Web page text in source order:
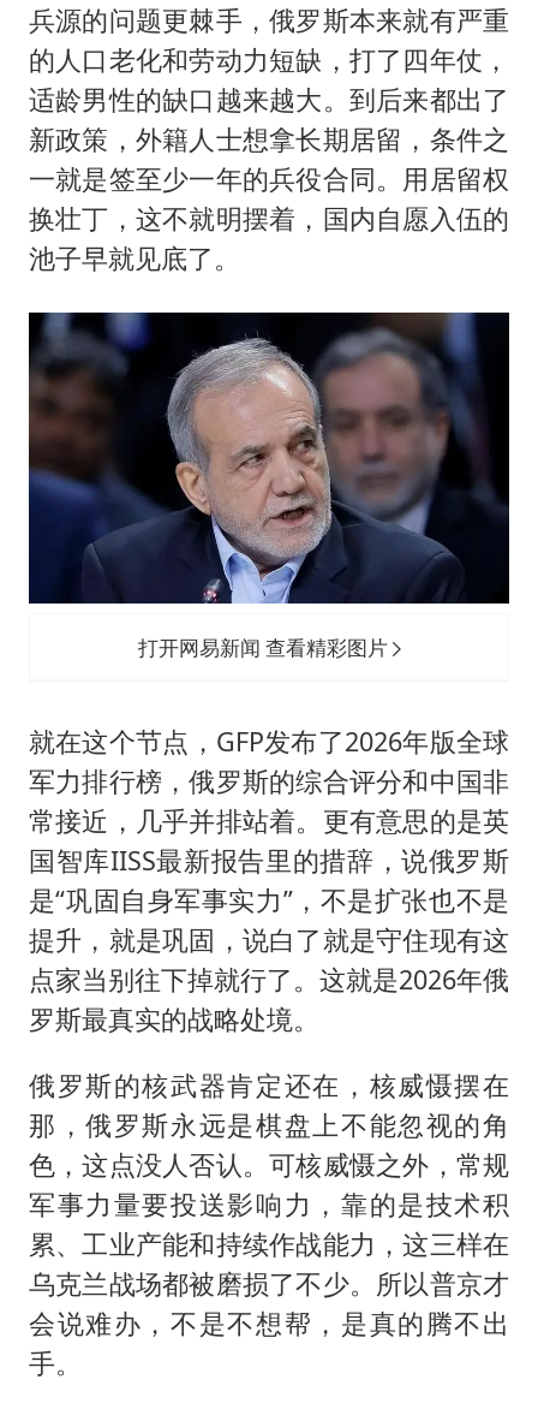
兵源的问题更棘手，俄罗斯本来就有严重
的人口老化和劳动力短缺，打了四年仗，
适龄男性的缺口越来越大。到后来都出了
新政策，外籍人士想拿长期居留，条件之
一就是签至少一年的兵役合同。用居留权
换壮丁，这不就明摆着，国内自愿入伍的
池子早就见底了。
打开网易新闻 查看精彩图片
就在这个节点，GFP发布了2026年版全球
军力排行榜，俄罗斯的综合评分和中国非
常接近，几乎并排站着。更有意思的是英
国智库IISS最新报告里的措辞，说俄罗斯
是“巩固自身军事实力”，不是扩张也不是
提升，就是巩固，说白了就是守住现有这
点家当别往下掉就行了。这就是2026年俄
罗斯最真实的战略处境。
俄罗斯的核武器肯定还在，核威慑摆在
那，俄罗斯永远是棋盘上不能忽视的角
色，这点没人否认。可核威慑之外，常规
军事力量要投送影响力，靠的是技术积
累、工业产能和持续作战能力，这三样在
乌克兰战场都被磨损了不少。所以普京才
会说难办，不是不想帮，是真的腾不出
手。